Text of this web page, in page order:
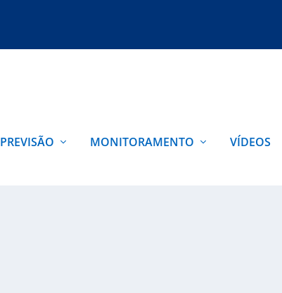
PREVISÃO MONITORAMENTO VÍDEOS